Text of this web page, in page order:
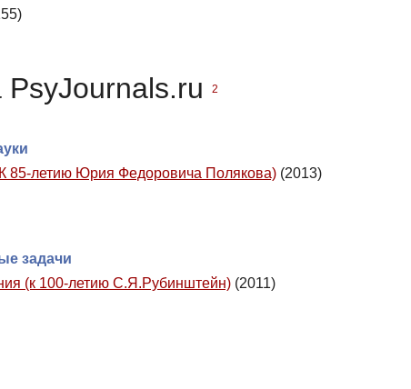
PsyJournals.ru 2
85-летию Юрия Федоровича Полякова) (2013)
задачи
(к 100-летию С.Я.Рубинштейн) (2011)